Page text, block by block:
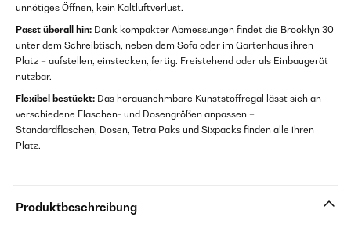
unnötiges Öffnen, kein Kaltluftverlust.
Passt überall hin: Dank kompakter Abmessungen findet die Brooklyn 30
unter dem Schreibtisch, neben dem Sofa oder im Gartenhaus ihren
Platz – aufstellen, einstecken, fertig. Freistehend oder als Einbaugerät
nutzbar.
Flexibel bestückt: Das herausnehmbare Kunststoffregal lässt sich an
verschiedene Flaschen- und Dosengrößen anpassen –
Standardflaschen, Dosen, Tetra Paks und Sixpacks finden alle ihren
Platz.
Produktbeschreibung